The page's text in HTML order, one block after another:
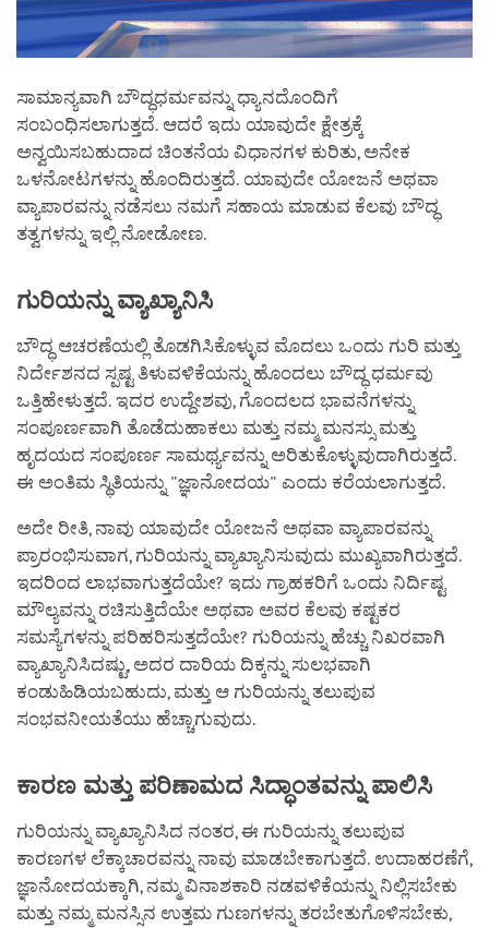
ಸಾಮಾನ್ಯವಾಗಿ ಬೌದ್ಧಧರ್ಮವನ್ನು ಧ್ಯಾನದೊಂದಿಗೆ
ಸಂಬಂಧಿಸಲಾಗುತ್ತದೆ. ಆದರೆ ಇದು ಯಾವುದೇ ಕ್ಷೇತ್ರಕ್ಕೆ
ಅನ್ವಯಿಸಬಹುದಾದ ಚಿಂತನೆಯ ವಿಧಾನಗಳ ಕುರಿತು, ಅನೇಕ
ಒಳನೋಟಗಳನ್ನು ಹೊಂದಿರುತ್ತದೆ. ಯಾವುದೇ ಯೋಜನೆ ಅಥವಾ
ವ್ಯಾಪಾರವನ್ನು ನಡೆಸಲು ನಮಗೆ ಸಹಾಯ ಮಾಡುವ ಕೆಲವು ಬೌದ್ಧ
ತತ್ವಗಳನ್ನು ಇಲ್ಲಿ ನೋಡೋಣ.
ಗುರಿಯನ್ನು ವ್ಯಾಖ್ಯಾನಿಸಿ
ಬೌದ್ಧ ಆಚರಣೆಯಲ್ಲಿ ತೊಡಗಿಸಿಕೊಳ್ಳುವ ಮೊದಲು ಒಂದು ಗುರಿ ಮತ್ತು
ನಿರ್ದೇಶನದ ಸ್ಪಷ್ಟ ತಿಳುವಳಿಕೆಯನ್ನು ಹೊಂದಲು ಬೌದ್ಧ ಧರ್ಮವು
ಒತ್ತಿಹೇಳುತ್ತದೆ. ಇದರ ಉದ್ದೇಶವು, ಗೊಂದಲದ ಭಾವನೆಗಳನ್ನು
ಸಂಪೂರ್ಣವಾಗಿ ತೊಡೆದುಹಾಕಲು ಮತ್ತು ನಮ್ಮ ಮನಸ್ಸು ಮತ್ತು
ಹೃದಯದ ಸಂಪೂರ್ಣ ಸಾಮರ್ಥ್ಯವನ್ನು ಅರಿತುಕೊಳ್ಳುವುದಾಗಿರುತ್ತದೆ.
ಈ ಅಂತಿಮ ಸ್ಥಿತಿಯನ್ನು "ಜ್ಞಾನೋದಯ" ಎಂದು ಕರೆಯಲಾಗುತ್ತದೆ.
ಅದೇ ರೀತಿ, ನಾವು ಯಾವುದೇ ಯೋಜನೆ ಅಥವಾ ವ್ಯಾಪಾರವನ್ನು
ಪ್ರಾರಂಭಿಸುವಾಗ, ಗುರಿಯನ್ನು ವ್ಯಾಖ್ಯಾನಿಸುವುದು ಮುಖ್ಯವಾಗಿರುತ್ತದೆ.
ಇದರಿಂದ ಲಾಭವಾಗುತ್ತದೆಯೇ? ಇದು ಗ್ರಾಹಕರಿಗೆ ಒಂದು ನಿರ್ದಿಷ್ಟ
ಮೌಲ್ಯವನ್ನು ರಚಿಸುತ್ತಿದೆಯೇ ಅಥವಾ ಅವರ ಕೆಲವು ಕಷ್ಟಕರ
ಸಮಸ್ಯೆಗಳನ್ನು ಪರಿಹರಿಸುತ್ತದೆಯೇ? ಗುರಿಯನ್ನು ಹೆಚ್ಚು ನಿಖರವಾಗಿ
ವ್ಯಾಖ್ಯಾನಿಸಿದಷ್ಟು, ಅದರ ದಾರಿಯ ದಿಕ್ಕನ್ನು ಸುಲಭವಾಗಿ
ಕಂಡುಹಿಡಿಯಬಹುದು, ಮತ್ತು ಆ ಗುರಿಯನ್ನು ತಲುಪುವ
ಸಂಭವನೀಯತೆಯು ಹೆಚ್ಚಾಗುವುದು.
ಕಾರಣ ಮತ್ತು ಪರಿಣಾಮದ ಸಿದ್ಧಾಂತವನ್ನು ಪಾಲಿಸಿ
ಗುರಿಯನ್ನು ವ್ಯಾಖ್ಯಾನಿಸಿದ ನಂತರ, ಈ ಗುರಿಯನ್ನು ತಲುಪುವ
ಕಾರಣಗಳ ಲೆಕ್ಕಾಚಾರವನ್ನು ನಾವು ಮಾಡಬೇಕಾಗುತ್ತದೆ. ಉದಾಹರಣೆಗೆ,
ಜ್ಞಾನೋದಯಕ್ಕಾಗಿ, ನಮ್ಮ ವಿನಾಶಕಾರಿ ನಡವಳಿಕೆಯನ್ನು ನಿಲ್ಲಿಸಬೇಕು
ಮತ್ತು ನಮ್ಮ ಮನಸ್ಸಿನ ಉತ್ತಮ ಗುಣಗಳನ್ನು ತರಬೇತುಗೊಳಿಸಬೇಕು,